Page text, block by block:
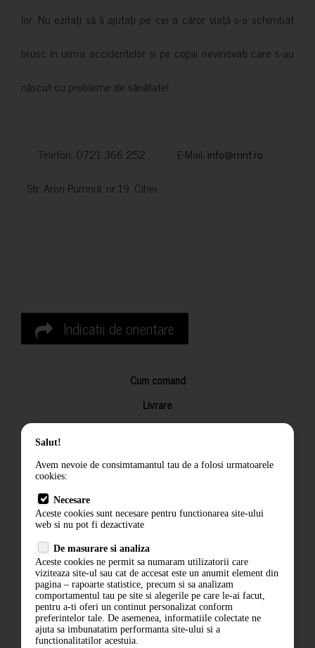
lor. Nu ezitați să îi ajutați pe cei a căror viață s-a schimbat
brusc în urma accidentelor și pe copiii nevinovati care s-au
născut cu probleme de sănătate!
Telefon: 0721 366 252 E-Mail: info@mnf.ro
Str. Aron Pumnul, nr 19, Cihei
Indicatii de orientare
Cum comand
Livrare
Returnarea produselor
Termeni si conditii
Politica de confidentialitate
ANPC
Salut!
Avem nevoie de consimtamantul tau de a folosi urmatoarele
cookies:
Necesare
Aceste cookies sunt necesare pentru functionarea site-ului
web si nu pot fi dezactivate
De masurare si analiza
Aceste cookies ne permit sa numaram utilizatorii care
viziteaza site-ul sau cat de accesat este un anumit element din
pagina – rapoarte statistice, precum si sa analizam
comportamentul tau pe site si alegerile pe care le-ai facut,
pentru a-ti oferi un continut personalizat conform
preferintelor tale. De asemenea, informatiile colectate ne
ajuta sa imbunatatim performanta site-ului si a
functionalitatilor acestuia.